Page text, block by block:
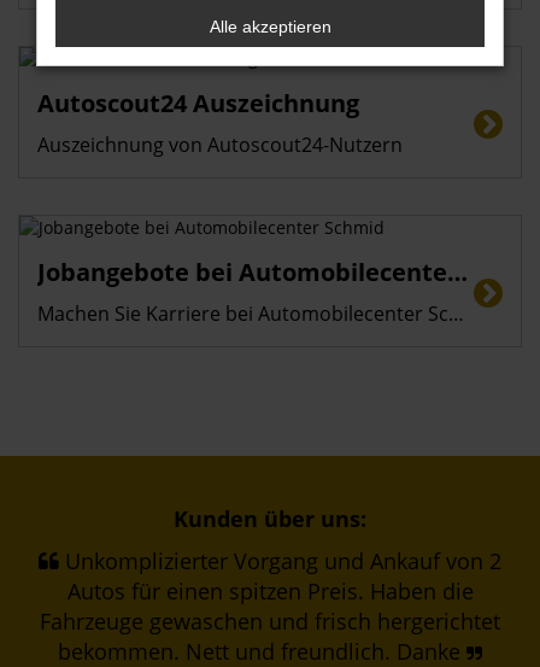
Autoscout24 Auszeichnung
Auszeichnung von Autoscout24-Nutzern
Jobangebote bei Automobilecenter Schmid
Machen Sie Karriere bei Automobilecenter Schmid GmbH in Eichstätt
Kunden über uns:
Unkomplizierter Vorgang und Ankauf von 2
Autos für einen spitzen Preis. Haben die
Fahrzeuge gewaschen und frisch hergerichtet
bekommen. Nett und freundlich. Danke
Alle akzeptieren